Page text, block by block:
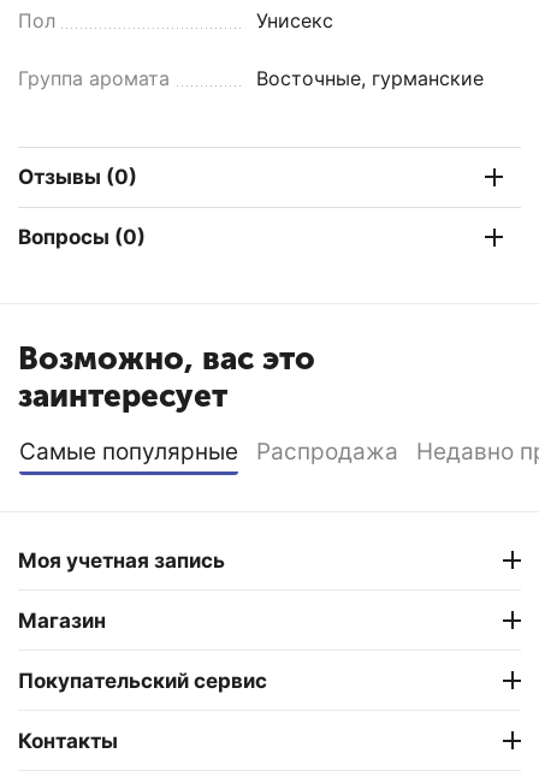
Пол Унисекс
Группа аромата Восточные, гурманские
Отзывы (0)
Вопросы (0)
Возможно, вас это
заинтересует
Самые популярные Распродажа Недавно
Моя учетная запись
Магазин
Покупательский сервис
Контакты